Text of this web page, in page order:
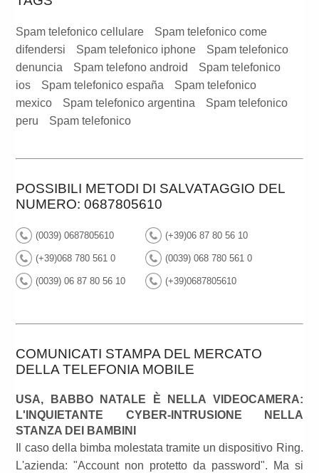
Spam telefonico cellulare
Spam telefonico come
difendersi
Spam telefonico iphone
Spam telefonico
denuncia
Spam telefono android
Spam telefonico
ios
Spam telefonico españa
Spam telefonico
mexico
Spam telefonico argentina
Spam telefonico
peru
Spam telefonico
POSSIBILI METODI DI SALVATAGGIO DEL
NUMERO: 0687805610
(0039) 0687805610 (+39)06 87 80 56 10
(+39)068 780 561 0 (0039) 068 780 561 0
(0039) 06 87 80 56 10 (+39)0687805610
COMUNICATI STAMPA DEL MERCATO
DELLA TELEFONIA MOBILE
USA, BABBO NATALE È NELLA VIDEOCAMERA:
L'INQUIETANTE CYBER-INTRUSIONE NELLA
STANZA DEI BAMBINI
Il caso della bimba molestata tramite un dispositivo Ring.
L'azienda: "Account non protetto da password". Ma si